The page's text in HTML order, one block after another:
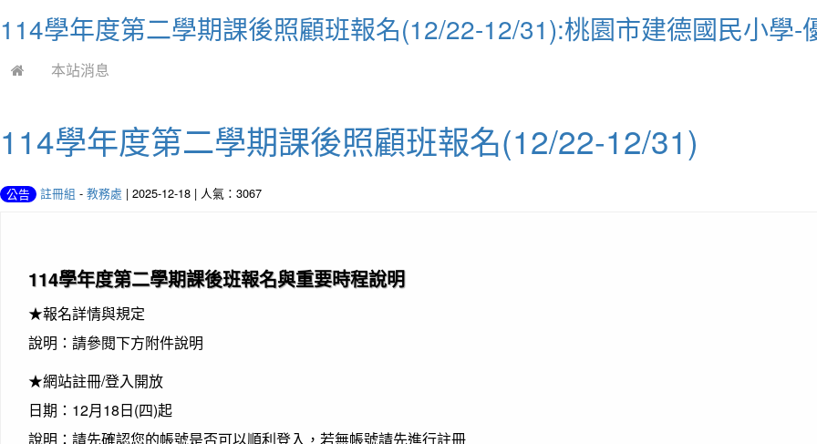
114學年度第二學期課後照顧班報名(12/22-12/31):桃園市建德國民小學-
本站消息
114學年度第二學期課後照顧班報名(12/22-12/31)
公告 註冊組 - 教務處 | 2025-12-18 | 人氣：3067
114學年度第二學期課後班報名與重要時程說明
★報名詳情與規定
說明：請參閱下方附件說明
★網站註冊/登入開放
日期：12月18日(四)起
說明：請先確認您的帳號是否可以順利登入，若無帳號請先進行註冊